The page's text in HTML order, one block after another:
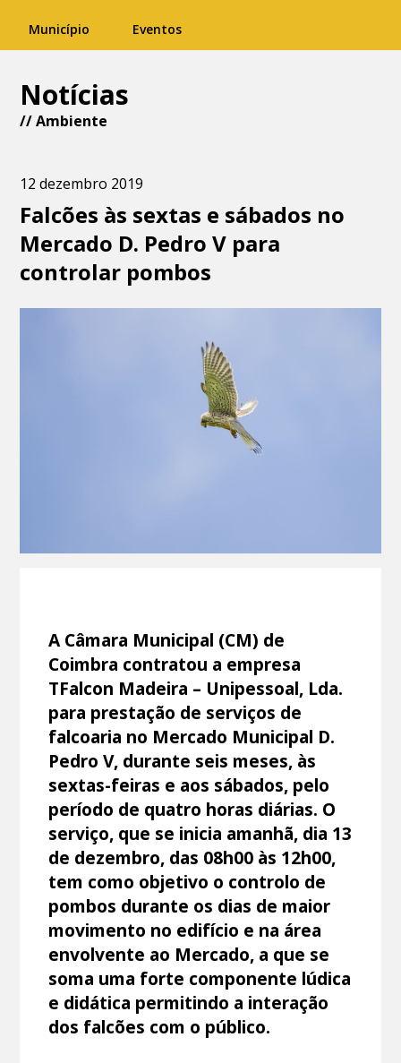
Município Eventos
Notícias
//Ambiente
12 dezembro 2019
Falcões às sextas e sábados no
Mercado D. Pedro V para
controlar pombos
A Câmara Municipal (CM) de
Coimbra contratou a empresa
TFalcon Madeira – Unipessoal, Lda.
para prestação de serviços de
falcoaria no Mercado Municipal D.
Pedro V, durante seis meses, às
sextas-feiras e aos sábados, pelo
período de quatro horas diárias. O
serviço, que se inicia amanhã, dia 13
de dezembro, das 08h00 às 12h00,
tem como objetivo o controlo de
pombos durante os dias de maior
movimento no edifício e na área
envolvente ao Mercado, a que se
soma uma forte componente lúdica
e didática permitindo a interação
dos falcões com o público.